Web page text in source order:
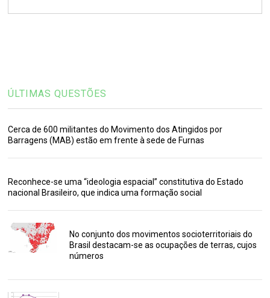
ÚLTIMAS QUESTÕES
Cerca de 600 militantes do Movimento dos Atingidos por
Barragens (MAB) estão em frente à sede de Furnas
Reconhece-se uma “ideologia espacial” constitutiva do Estado
nacional Brasileiro, que indica uma formação social
No conjunto dos movimentos socioterritoriais do
Brasil destacam-se as ocupações de terras, cujos
números